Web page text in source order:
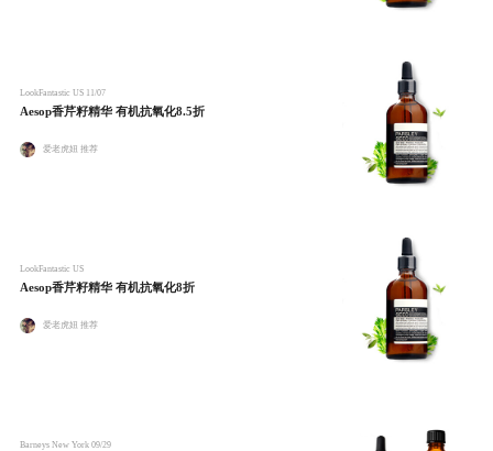
LookFantastic US 11/07
Aesop香芹籽精华 有机抗氧化8.5折
爱老虎妞 推荐
LookFantastic US
Aesop香芹籽精华 有机抗氧化8折
爱老虎妞 推荐
Barneys New York 09/29